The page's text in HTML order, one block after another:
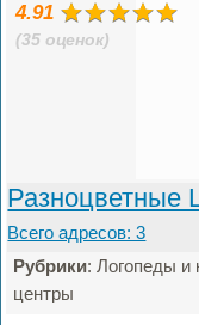
4.91
(35 оценок)
Разноцветные
Всего адресов: 3
Рубрики: Логопеды и
центры